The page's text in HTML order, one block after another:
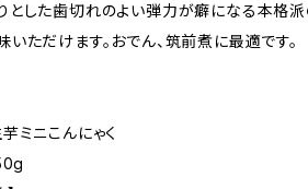
とした歯切れのよい弾力が癖になる本格
いただけます。おでん、筑前煮に最適です。
芋ミニこんにゃく